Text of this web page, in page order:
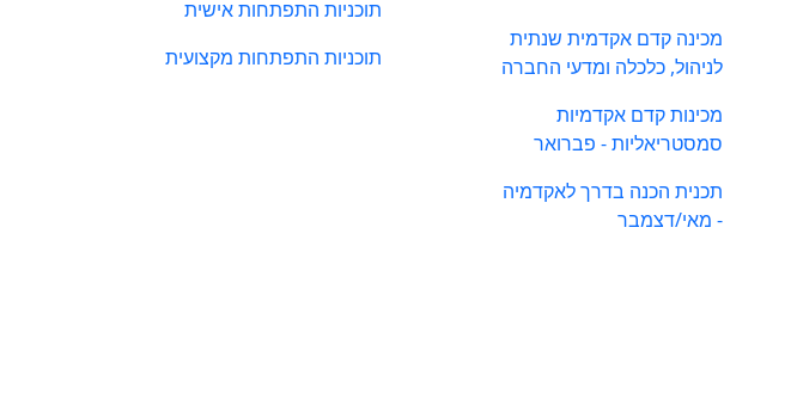
מכינה קדם אקדמית שנתית
לניהול, כלכלה ומדעי החברה
מכינות קדם אקדמיות
סמסטריאליות - פברואר
תכנית הכנה בדרך לאקדמיה
- מאי/דצמבר
תוכניות התפתחות אישית
תוכניות התפתחות מקצועית